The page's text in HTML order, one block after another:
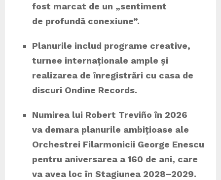
fost marcat de un „sentiment
de profundă conexiune”.
Planurile includ programe creative,
turnee internaționale ample și
realizarea de înregistrări cu casa de
discuri Ondine Records.
Numirea lui Robert Treviño în 2026
va demara planurile ambițioase ale
Orchestrei Filarmonicii George Enescu
pentru aniversarea a 160 de ani, care
va avea loc în Stagiunea 2028–2029.